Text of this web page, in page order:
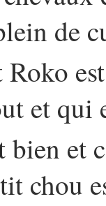
de
et qui
et
chou